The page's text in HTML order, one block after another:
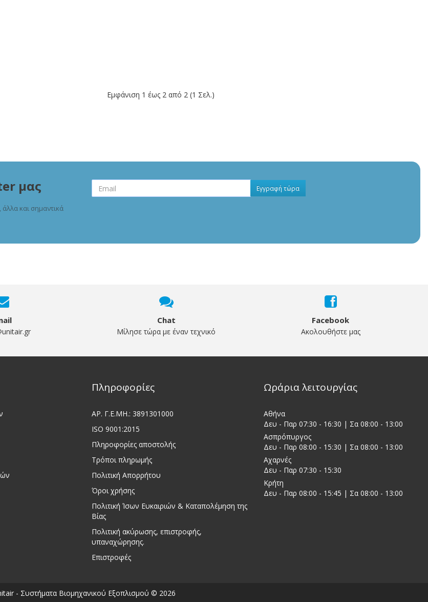
Εμφάνιση 1 έως 2 από 2 (1 Σελ.)
μας
και σημαντικά
Εγγραφή τώρα
Chat
Μίλησε τώρα με έναν τεχνικό
Facebook
Ακολουθήστε μας
Πληροφορίες
ΑΡ. Γ.Ε.ΜΗ.: 3891301000
ISO 9001:2015
Πληροφορίες αποστολής
Τρόποι πληρωμής
Πολιτική Απορρήτου
Όροι χρήσης
Πολιτική Ίσων Ευκαιριών & Καταπολέμηση της
Βίας
Πολιτική ακύρωσης, επιστροφής,
υπαναχώρησης.
Επιστροφές
Ωράρια λειτουργίας
Αθήνα
Δευ - Παρ 07:30 - 16:30 | Σα 08:00 - 13:00
Ασπρόπυργος
Δευ - Παρ 08:00 - 15:30 | Σα 08:00 - 13:00
Αχαρνές
Δευ - Παρ 07:30 - 15:30
Κρήτη
Δευ - Παρ 08:00 - 15:45 | Σα 08:00 - 13:00
- Συστήματα Βιομηχανικού Εξοπλισμού © 2026